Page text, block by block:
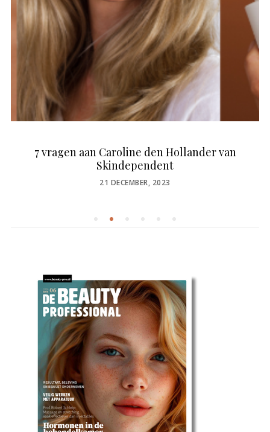
7 vragen aan Caroline den Hollander van
Skindependent
POSTED
21 DECEMBER, 2023